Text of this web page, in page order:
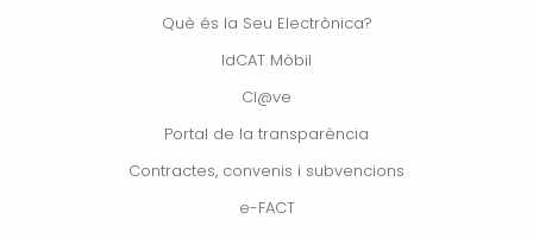
Què és la Seu Electrònica?
IdCAT Mòbil
Cl@ve
Portal de la transparència
Contractes, convenis i subvencions
e-FACT